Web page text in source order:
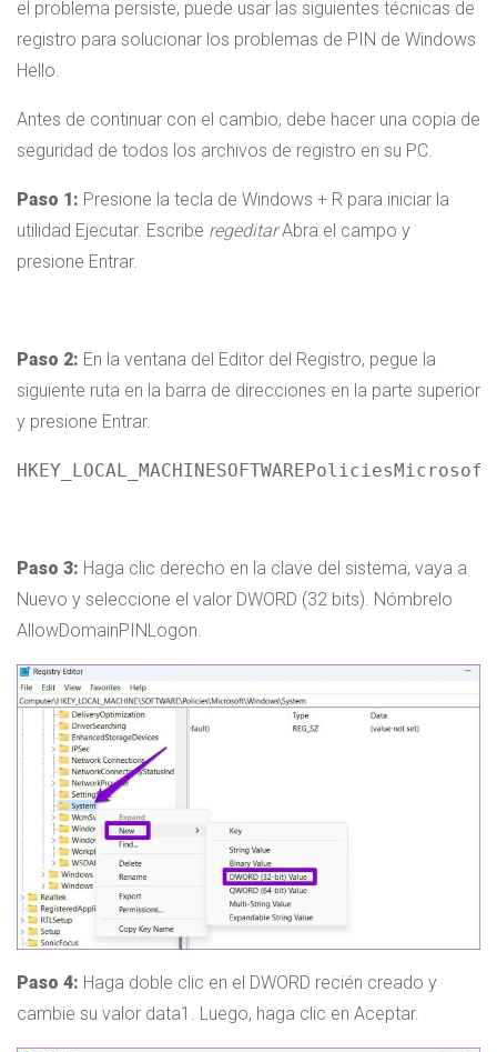
el problema persiste, puede usar las siguientes técnicas de
registro para solucionar los problemas de PIN de Windows
Hello.
Antes de continuar con el cambio, debe hacer una copia de
seguridad de todos los archivos de registro en su PC.
Paso 1: Presione la tecla de Windows + R para iniciar la
utilidad Ejecutar. Escribe regeditarAbra el campo y
presione Entrar.
Paso 2: En la ventana del Editor del Registro, pegue la
siguiente ruta en la barra de direcciones en la parte superior
y presione Entrar.
Paso 3: Haga clic derecho en la clave del sistema, vaya a
Nuevo y seleccione el valor DWORD (32 bits). Nómbrelo
AllowDomainPINLogon.
Paso 4: Haga doble clic en el DWORD recién creado y
cambie su valor data1. Luego, haga clic en Aceptar.